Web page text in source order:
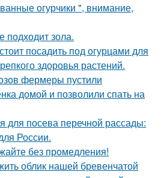
огурчики ", внимание,
подходит зола.
посадить под огурцами для
здоровья растений.
фермеры пустили
домой и позволили спать на
для посева перечной рассады:
России.
без промедления!
облик нашей бревенчатой